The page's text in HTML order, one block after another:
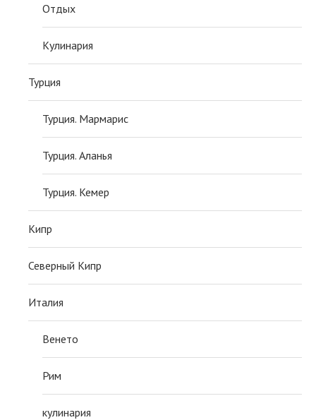
Отдых
Кулинария
Турция
Турция. Мармарис
Турция. Аланья
Турция. Кемер
Кипр
Северный Кипр
Италия
Венето
Рим
кулинария